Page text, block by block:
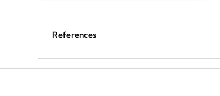
References